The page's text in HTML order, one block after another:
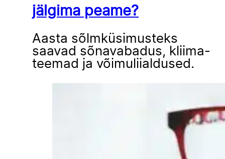
jälgima peame?
Aasta sõlmküsimusteks
saavad sõnavabadus, kliima-
teemad ja võimuliialdused.